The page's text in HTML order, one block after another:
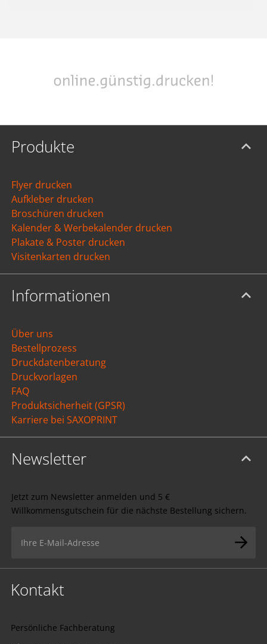
Produkte
Flyer drucken
Aufkleber drucken
Broschüren drucken
Kalender & Werbekalender drucken
Plakate & Poster drucken
Visitenkarten drucken
Informationen
Über uns
Bestellprozess
Druckdatenberatung
Druckvorlagen
FAQ
Produktsicherheit (GPSR)
Karriere bei SAXOPRINT
Newsletter
Jetzt zum Newsletter anmelden und 5 €
Willkommensgutschein für die nächste Bestellung sichern.
Kontakt
Persönliche Fachberatung